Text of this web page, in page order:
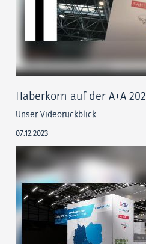
Haberkorn auf der A+A
Unser Videorückblick
07.12.2023